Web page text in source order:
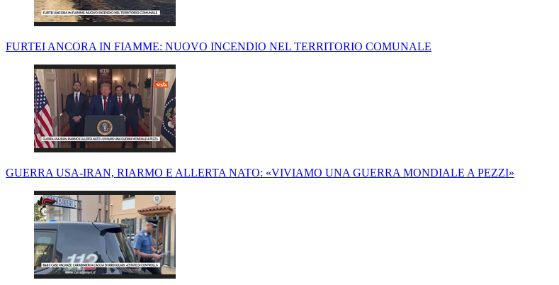
FURTEI ANCORA IN FIAMME: NUOVO INCENDIO NEL TERRITORIO COMUNALE
GUERRA USA-IRAN, RIARMO E ALLERTA NATO: «VIVIAMO UNA GUERRA MONDIALE A PEZZI»